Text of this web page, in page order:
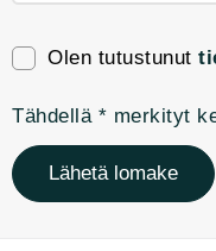
Olen tutustunut
Tähdellä * merkityt
Lähetä lomake